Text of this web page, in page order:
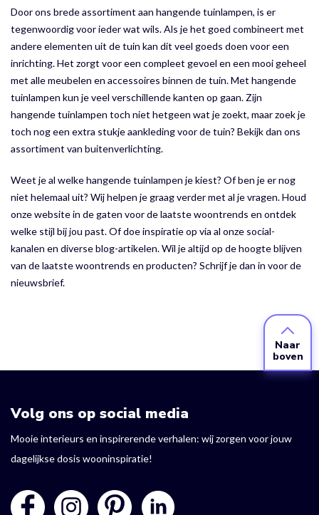
Door ons brede assortiment aan hangende tuinlampen, is er
tegenwoordig voor ieder wat wils. Als je het goed combineert met
andere elementen uit de tuin kan dit veel goeds doen voor een
inrichting. Het zorgt voor een compleet gevoel en een mooi geheel
met alle meubelen en accessoires binnen de tuin. Met hangende
tuinlampen kun je veel verschillende kanten op gaan. Zijn
hangende tuinlampen toch niet hetgeen wat je zoekt, maar zoek je
toch nog een extra stukje aankleding voor de tuin? Bekijk dan ons
assortiment van buitenverlichting.
Weet je al welke hangende tuinlampen je kiest? Of ben je er nog
niet helemaal uit? Wij helpen je graag verder met al je vragen. Houd
onze website in de gaten voor de laatste woontrends en ontdek
welke stijl bij jou past. Of doe inspiratie op via al onze social-
kanalen en diverse blog-artikelen. Wil je altijd op de hoogte blijven
van de laatste woontrends en producten? Schrijf je dan in voor de
nieuwsbrief.
Naar
boven
Volg ons op social media
Mooie interieurs en inspirerende verhalen: wij zorgen voor jouw
dagelijkse dosis wooninspiratie!